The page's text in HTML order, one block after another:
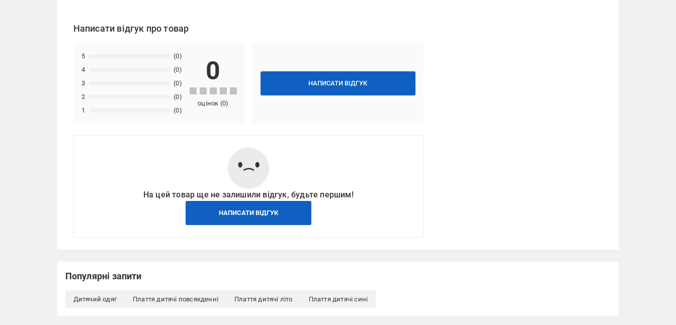
Написати відгук про товар
НАПИСАТИ ВІДГУК
1 (0)
2 (0)
3 (0)
4 (0)
5 (0)
0
оцінок (0)
На цей товар ще не залишили відгук, будьте першим!
НАПИСАТИ ВІДГУК
Популярні запити
Дитячий одяг Плаття дитячі повсякденні Плаття дитячі літо Плаття дитячі сині